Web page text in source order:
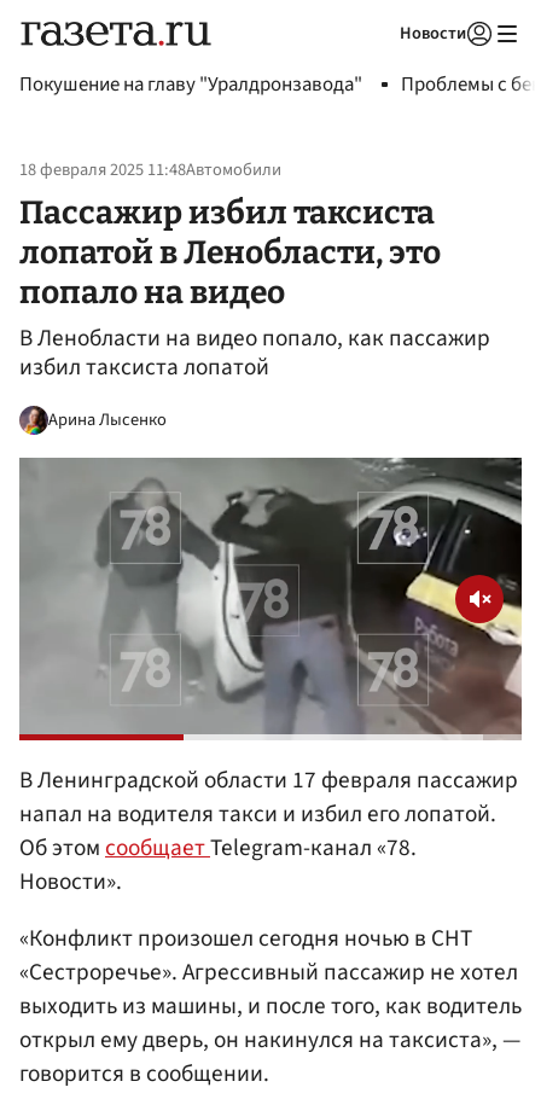
Новости
Покушение на главу "Уралдронзавода" Проблемы с
18 февраля 2025 11:48Автомобили
Пассажир избил таксиста
лопатой в Ленобласти, это
попало на видео
В Ленобласти на видео попало, как пассажир
избил таксиста лопатой
Арина Лысенко
В Ленинградской области 17 февраля пассажир
напал на водителя такси и избил его лопатой.
Об этомсообщаетTelegram-канал «78.
Новости».
«Конфликт произошел сегодня ночью в СНТ
«Сестроречье». Агрессивный пассажир не хотел
выходить из машины, и после того, как водитель
открыл ему дверь, он накинулся на таксиста», —
говорится в сообщении.